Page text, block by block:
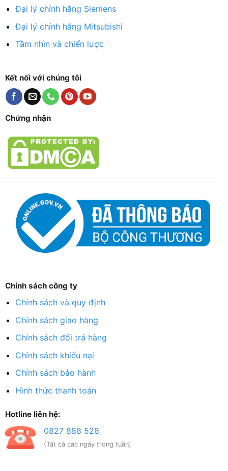
Đại lý chính hãng Siemens
Đại lý chính hãng Mitsubishi
Tầm nhìn và chiến lược
Kết nối với chúng tôi
Chứng nhận
Chính sách công ty
Chính sách và quy định
Chính sách giao hàng
Chính sách đổi trả hàng
Chính sách khiếu nại
Chính sách bảo hành
Hình thức thanh toán
Hotline liên hệ:
0827 888 528
(Tất cả các ngày trong tuần)